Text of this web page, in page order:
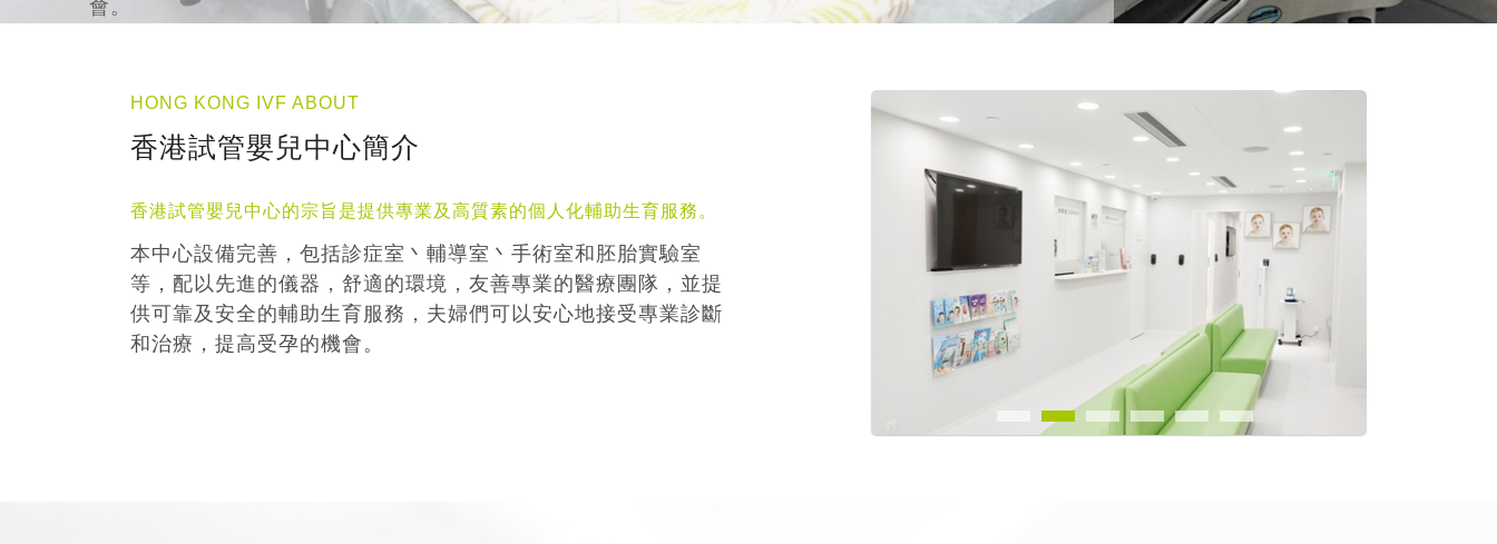
HONG KONG IVF ABOUT
香港試管嬰兒中心簡介
香港試管嬰兒中心的宗旨是提供專業及高質素的個人化輔助生育服務。
本中心設備完善，包括診症室丶輔導室丶手術室和胚胎實驗室
等，配以先進的儀器，舒適的環境，友善專業的醫療團隊，並提
供可靠及安全的輔助生育服務，夫婦們可以安心地接受專業診斷
和治療，提高受孕的機會。